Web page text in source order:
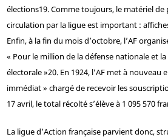
élections19. Comme toujours, le matériel de
circulation par la ligue est important :
Enfin, à la fin du mois d’octobre, l’AF
« Pour le million de la défense nationale et
électorale »20. En 1924, l’AF met à nouveau
immédiat » chargé de recevoir les
17 avril, le total récolté s’élève à 1 095 570
La ligue d’Action française parvient donc,